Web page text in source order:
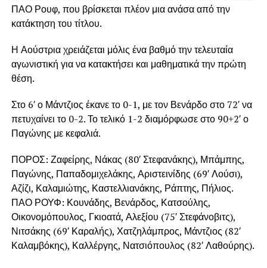
ΠΑΟ Ρουφ, που βρίσκεται πλέον μια ανάσα από την
κατάκτηση του τίτλου.
Η Αούστρια χρειάζεται μόλις ένα βαθμό την τελευταία
αγωνιστική για να κατακτήσει και μαθηματικά την πρώτη
θέση.
Στο 6′ ο Μάντζιος έκανε το 0-1, με τον Βενάρδο στο 72′ να
πετυχαίνει το 0-2. Το τελικό 1-2 διαμόρφωσε στο 90+2′ ο
Παγώνης με κεφαλιά.
ΠΟΡΟΣ: Ζαφείρης, Νάκας (80′ Στεφανάκης), Μπάμπης,
Παγώνης, Παπαδομιχελάκης, Αριστεινίδης (69′ Λούσι),
Αζίζι, Καλαμιώτης, Καστελλιανάκης, Ράπτης, Πήλιος.
ΠΑΟ ΡΟΥΦ: Κουνάδης, Βενάρδος, Κατσούλης,
Οικονομόπουλος, Γκιοατά, Αλεξίου (75′ Στεφάνοβιτς),
Νιτσάκης (69′ Καραλής), Χατζηλάμπρος, Μάντζιος (82′
Καλαμβόκης), Καλλέργης, Νατσιόπουλος (82′ Λαθούρης).